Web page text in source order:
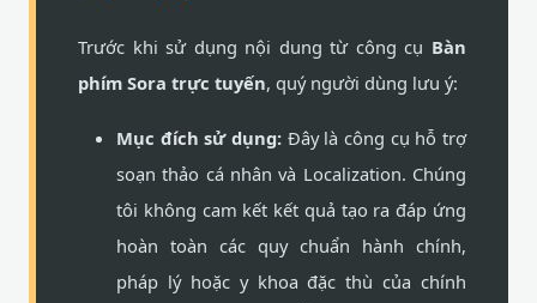
Trước khi sử dụng nội dung từ công cụ Bàn
phím Sora trực tuyến, quý người dùng lưu ý:
Mục đích sử dụng: Đây là công cụ hỗ trợ
soạn thảo cá nhân và Localization. Chúng
tôi không cam kết kết quả tạo ra đáp ứng
hoàn toàn các quy chuẩn hành chính,
pháp lý hoặc y khoa đặc thù của chính